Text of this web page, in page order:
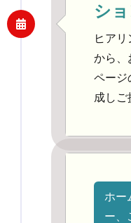
シ
ヒア
から、
ページ
成しご
ホー
ー、